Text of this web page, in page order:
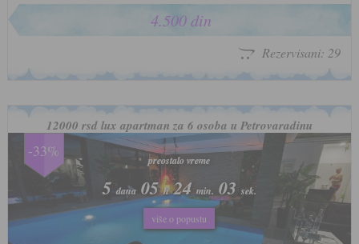
4.500 din
Rezervisani: 29
12000 rsd lux apartman za 6 osoba u Petrovaradinu
-33%
preostalo vreme
5dana 05h 24 min. 00 sek.
više o popustu
preostalo vreme
5dana 05h 24 min. 00 sek.
više o popustu